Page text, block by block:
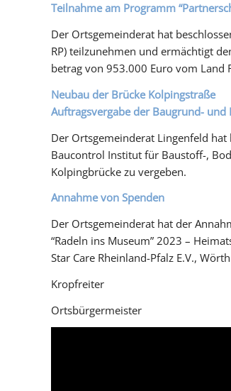
Teilnahme am Programm
Der Ortsgemeinderat hat
RP) teilzunehmen und ermächtigt
betrag von 953.000 Euro vom Land
Neubau der Brücke Kolpingstraße
Auftragsvergabe der Baugrund-
Der Ortsgemeinderat Lingenfeld
Baucontrol Institut für Baustoff-,
Kolpingbrücke zu vergeben.
Annahme von Spenden
Der Ortsgemeinderat hat der
“Radeln ins Museum” 2023 –
Star Care Rheinland-Pfalz E.V.,
Kropfreiter
Ortsbürgermeister